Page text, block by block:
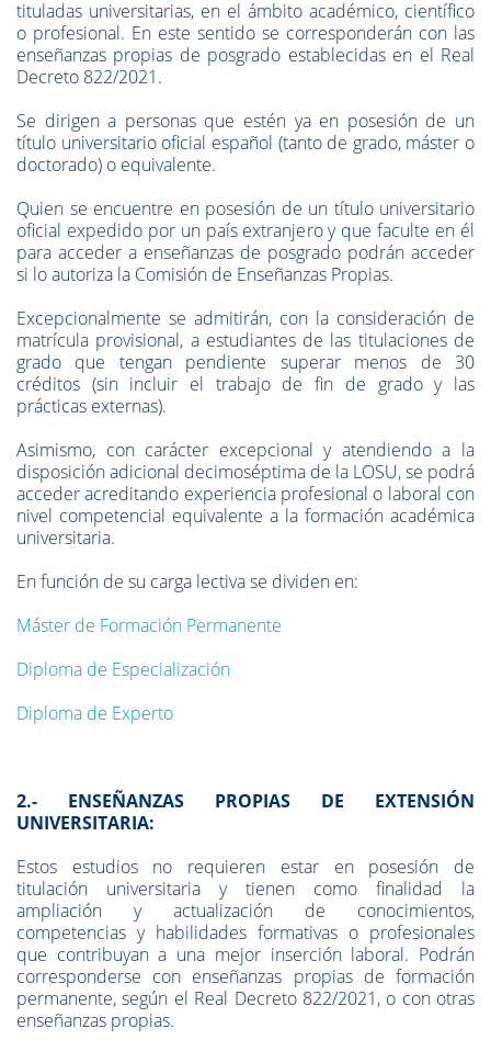
tituladas universitarias, en el ámbito académico, científico
o profesional. En este sentido se corresponderán con las
enseñanzas propias de posgrado establecidas en el Real
Decreto 822/2021.
Se dirigen a personas que estén ya en posesión de un
título universitario oficial español (tanto de grado, máster o
doctorado) o equivalente.
Quien se encuentre en posesión de un título universitario
oficial expedido por un país extranjero y que faculte en él
para acceder a enseñanzas de posgrado podrán acceder
si lo autoriza la Comisión de Enseñanzas Propias.
Excepcionalmente se admitirán, con la consideración de
matrícula provisional, a estudiantes de las titulaciones de
grado que tengan pendiente superar menos de 30
créditos (sin incluir el trabajo de fin de grado y las
prácticas externas).
Asimismo, con carácter excepcional y atendiendo a la
disposición adicional decimoséptima de la LOSU, se podrá
acceder acreditando experiencia profesional o laboral con
nivel competencial equivalente a la formación académica
universitaria.
En función de su carga lectiva se dividen en:
Máster de Formación Permanente
Diploma de Especialización
Diploma de Experto
2.- ENSEÑANZAS PROPIAS DE EXTENSIÓN
UNIVERSITARIA:
Estos estudios no requieren estar en posesión de
titulación universitaria y tienen como finalidad la
ampliación y actualización de conocimientos,
competencias y habilidades formativas o profesionales
que contribuyan a una mejor inserción laboral. Podrán
corresponderse con enseñanzas propias de formación
permanente, según el Real Decreto 822/2021, o con otras
enseñanzas propias.